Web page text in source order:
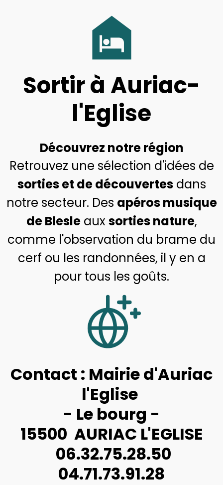
night_shelter
Sortir à Auriac-
l'Eglise
Découvrez notre région
Retrouvez une sélection d'idées de
sorties et de découvertesdans
notre secteur. Des apéros musique
de Blesleaux sorties nature,
comme l'observation du brame du
cerf ou les randonnées, il y en a
pour tous les goûts.
Contact : Mairie d'Auriac
l'Eglise
- Le bourg -
15500 AURIAC L'EGLISE
06.32.75.28.50
04.71.73.91.28